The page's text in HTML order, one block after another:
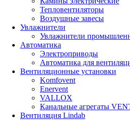
Тепловентиляторы
Воздушные завесы
Увлажнители
Увлажнители
Автоматика
Электроприводы
Автоматика для
Вентиляционные установки
Komfovent
Enervent
VALLOX
Канальные агрегаты
Вентиляция Lindab